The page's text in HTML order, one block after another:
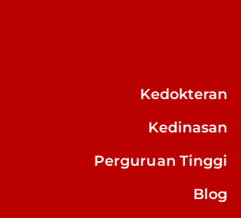
Kedokteran
Kedinasan
Perguruan Tinggi
Blog